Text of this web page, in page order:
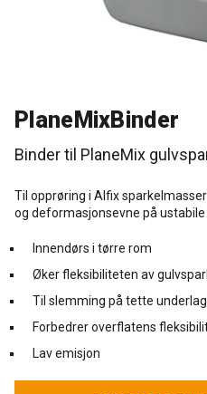
Rense- pleiemidler
Trinnlydsmembran
Kurs for proff'en
Tekniske spørgsmål
PlaneMixBinder
Binder til PlaneMix
Til opprøring i Alfix
og deformasjonsevne på ustabile
Innendørs i tørre rom
Øker fleksibiliteten av
Til slemming på tette underlag
Forbedrer overflatens
Lav emisjon